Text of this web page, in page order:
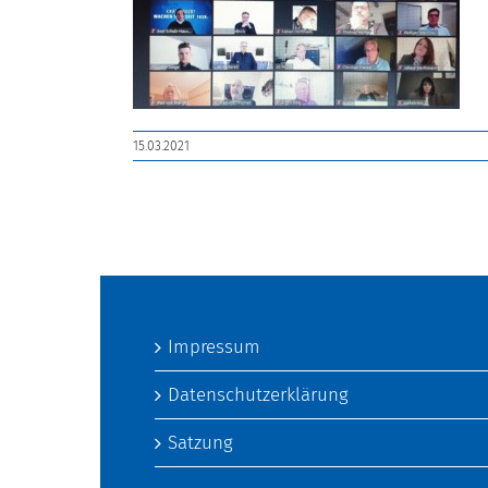
15.03.2021
Impressum
Datenschutzerklärung
Satzung